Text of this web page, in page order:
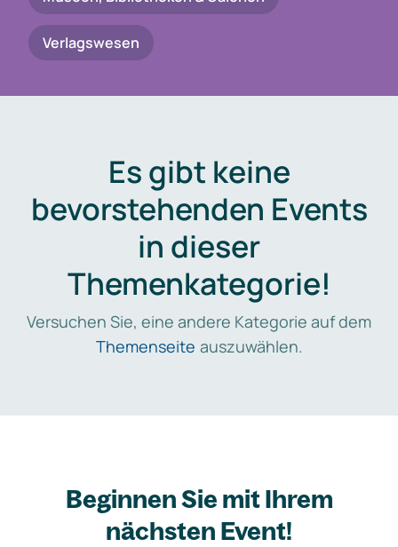
Verlagswesen
Es gibt keine
bevorstehenden Events
in dieser
Themenkategorie!
Versuchen Sie, eine andere Kategorie auf dem
Themenseite auszuwählen.
Beginnen Sie mit Ihrem
nächsten Event!